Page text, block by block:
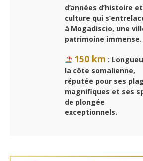
d’années d’histoire
culture qui
à Mogadiscio, une
patrimoine immense.
150 km :
la côte somalienne,
réputée pour ses
magnifiques et ses
de plongée
exceptionnels.